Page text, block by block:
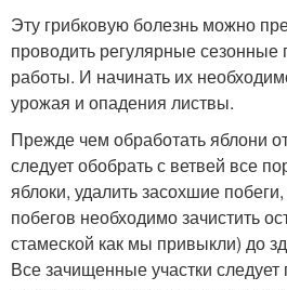
Эту грибковую болезнь можно
проводить регулярные сезонные
работы. И начинать их
урожая и опадения листвы.
Прежде чем обработать яблони
следует обобрать с ветвей все
яблоки, удалить засохшие
побегов необходимо зачистить
стамеской как мы привыкли) до
Все зачищенные участки следует